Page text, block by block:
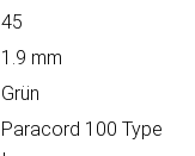
45
1.9 mm
Grün
Paracord 100 Type